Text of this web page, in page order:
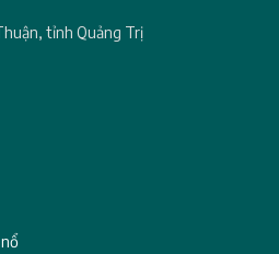
tỉnh Quảng Trị